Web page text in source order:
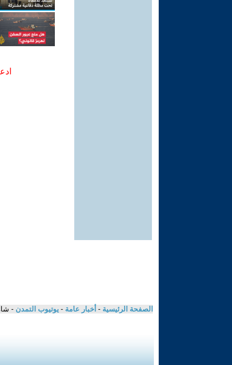
الصفحة الرئيسية - أخبار عامة - يوتيوب التمدن -